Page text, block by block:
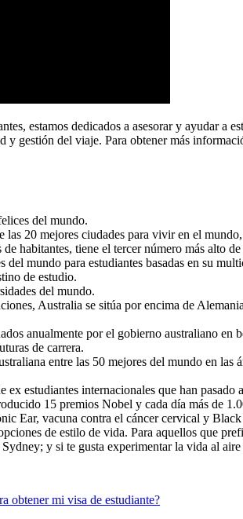
estamos dedicados a asesorar y ayudar a
y gestión del viaje. Para obtener más
del mundo.
20 mejores ciudades para vivir en el
habitantes, tiene el tercer número más alto
del mundo para estudiantes basadas en su
de estudio.
del mundo.
Australia se sitúa por encima de
anualmente por el gobierno australiano en
de carrera.
entre las 50 mejores del mundo en
estudiantes internacionales que han
15 premios Nobel y cada día más de
Ear, vacuna contra el cáncer cervical y
de estilo de vida. Para aquellos que
y si te gusta experimentar la vida al
obtener mi visa de estudiante?